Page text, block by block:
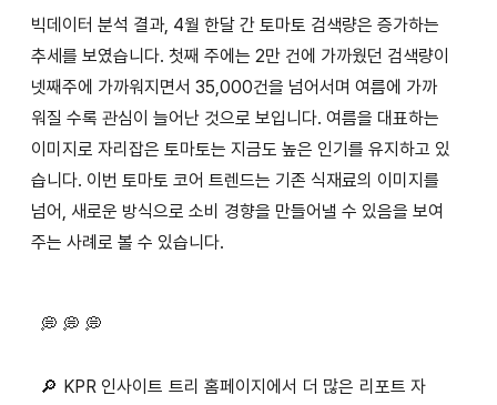
빅데이터 분석 결과, 4월 한달 간 토마토 검색량은 증가하는
추세를 보였습니다. 첫째 주에는 2만 건에 가까웠던 검색량이
넷째주에 가까워지면서 35,000건을 넘어서며 여름에 가까
워질 수록 관심이 늘어난 것으로 보입니다. 여름을 대표하는
이미지로 자리잡은 토마토는 지금도 높은 인기를 유지하고 있
습니다. 이번 토마토 코어 트렌드는 기존 식재료의 이미지를
넘어, 새로운 방식으로 소비 경향을 만들어낼 수 있음을 보여
주는 사례로 볼 수 있습니다.
💭 💭 💭
🔎 KPR 인사이트 트리 홈페이지에서 더 많은 리포트 자